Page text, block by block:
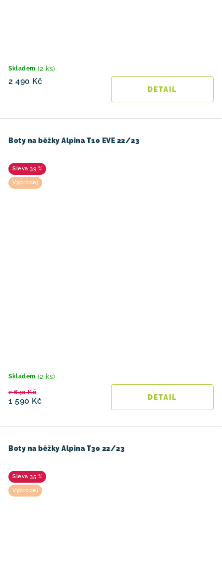
Skladem (2 ks)
2 490 Kč
Boty na běžky Alpina T10 EVE 22/23
39 %
Výprodej
Skladem (2 ks)
1 590 Kč
2 640 Kč
Boty na běžky Alpina T30 22/23
35 %
Výprodej